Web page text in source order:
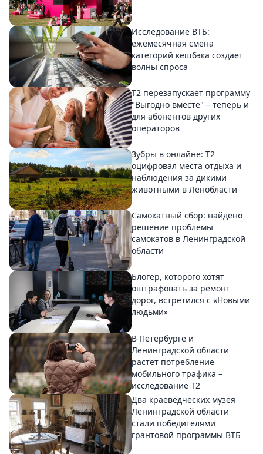
Исследование ВТБ:
ежемесячная смена
категорий кешбэка создает
волны спроса
Т2 перезапускает программу
"Выгодно вместе" – теперь и
для абонентов других
операторов
Зубры в онлайне: Т2
оцифровал места отдыха и
наблюдения за дикими
животными в Ленобласти
Самокатный сбор: найдено
решение проблемы
самокатов в Ленинградской
области
Блогер, которого хотят
оштрафовать за ремонт
дорог, встретился с «Новыми
людьми»
В Петербурге и
Ленинградской области
растет потребление
мобильного трафика –
исследование T2
Два краеведческих музея
Ленинградской области
стали победителями
грантовой программы ВТБ